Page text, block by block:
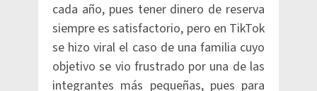
cada año, pues tener dinero de reserva
siempre es satisfactorio, pero en TikTok
se hizo viral el caso de una familia cuyo
objetivo se vio frustrado por una de las
integrantes más pequeñas, pues para